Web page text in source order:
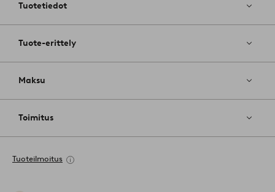
Tuotetiedot
Tuote-erittely
Maksu
Toimitus
Tuoteilmoitus